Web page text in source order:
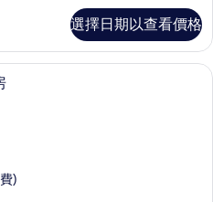
選擇日期以查看價格
低過敏寢具、迷你吧、客房內保險箱、
)